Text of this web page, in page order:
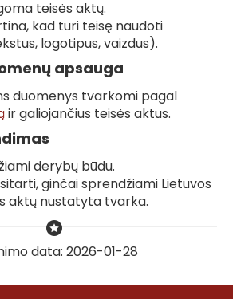
teisės aktų.
kad turi teisę naudoti
logotipus, vaizdus).
apsauga
duomenys tvarkomi pagal
ir galiojančius teisės aktus.
derybų būdu.
ginčai sprendžiami Lietuvos
aktų nustatyta tvarka.
data: 2026-01-28